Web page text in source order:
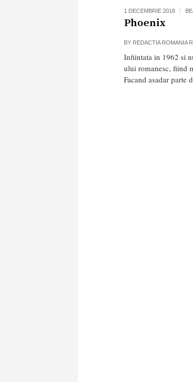
1 DECEMBRIE 2018
Phoenix
BY REDACTIA ROMANIA
Infiintata in 1962 si
ului romanesc, fiind
Facand asadar